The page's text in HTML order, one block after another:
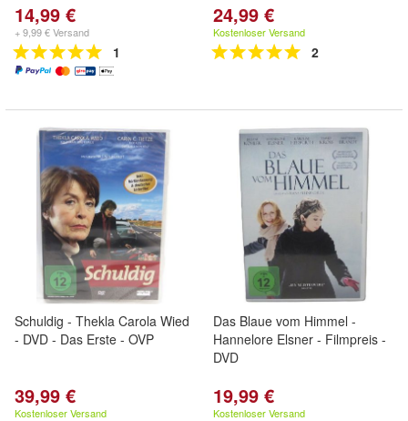
14,99 €
+ 9,99 € Versand
1
24,99 €
Kostenloser Versand
2
Schuldig - Thekla Carola Wied
- DVD - Das Erste - OVP
39,99 €
Kostenloser Versand
Das Blaue vom Himmel -
Hannelore Elsner - Filmpreis -
DVD
19,99 €
Kostenloser Versand